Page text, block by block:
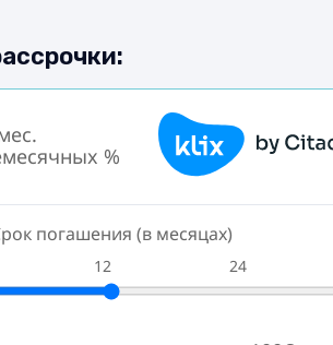
%
погашения (в месяцах)
12 24